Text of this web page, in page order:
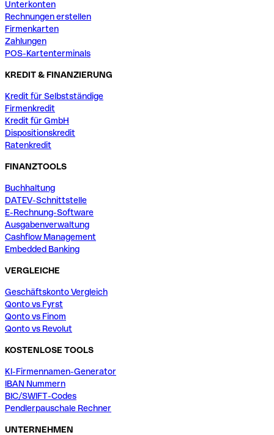
Unterkonten
Rechnungen erstellen
Firmenkarten
Zahlungen
POS-Kartenterminals
KREDIT & FINANZIERUNG
Kredit für Selbstständige
Firmenkredit
Kredit für GmbH
Dispositionskredit
Ratenkredit
FINANZTOOLS
Buchhaltung
DATEV-Schnittstelle
E-Rechnung-Software
Ausgabenverwaltung
Cashflow Management
Embedded Banking
VERGLEICHE
Geschäftskonto Vergleich
Qonto vs Fyrst
Qonto vs Finom
Qonto vs Revolut
KOSTENLOSE TOOLS
KI-Firmennamen-Generator
IBAN Nummern
BIC/SWIFT-Codes
Pendlerpauschale Rechner
UNTERNEHMEN